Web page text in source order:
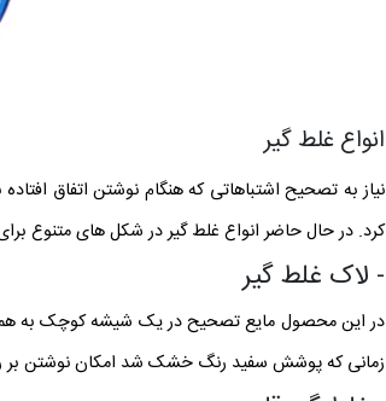
انواع غلط گیر
نیاز به تصحیح اشتباهاتی که هنگام نوشتن اتفاق
کرد. در حال حاضر انواع غلط گیر در شکل های متنوع
- لاک غلط گیر
در این محصول مایع تصحیح در یک شیشه کوچک به
زمانی که پوشش سفید رنگ خشک شد امکان نوشتن